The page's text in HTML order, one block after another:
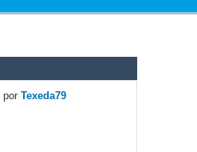
porTexeda79